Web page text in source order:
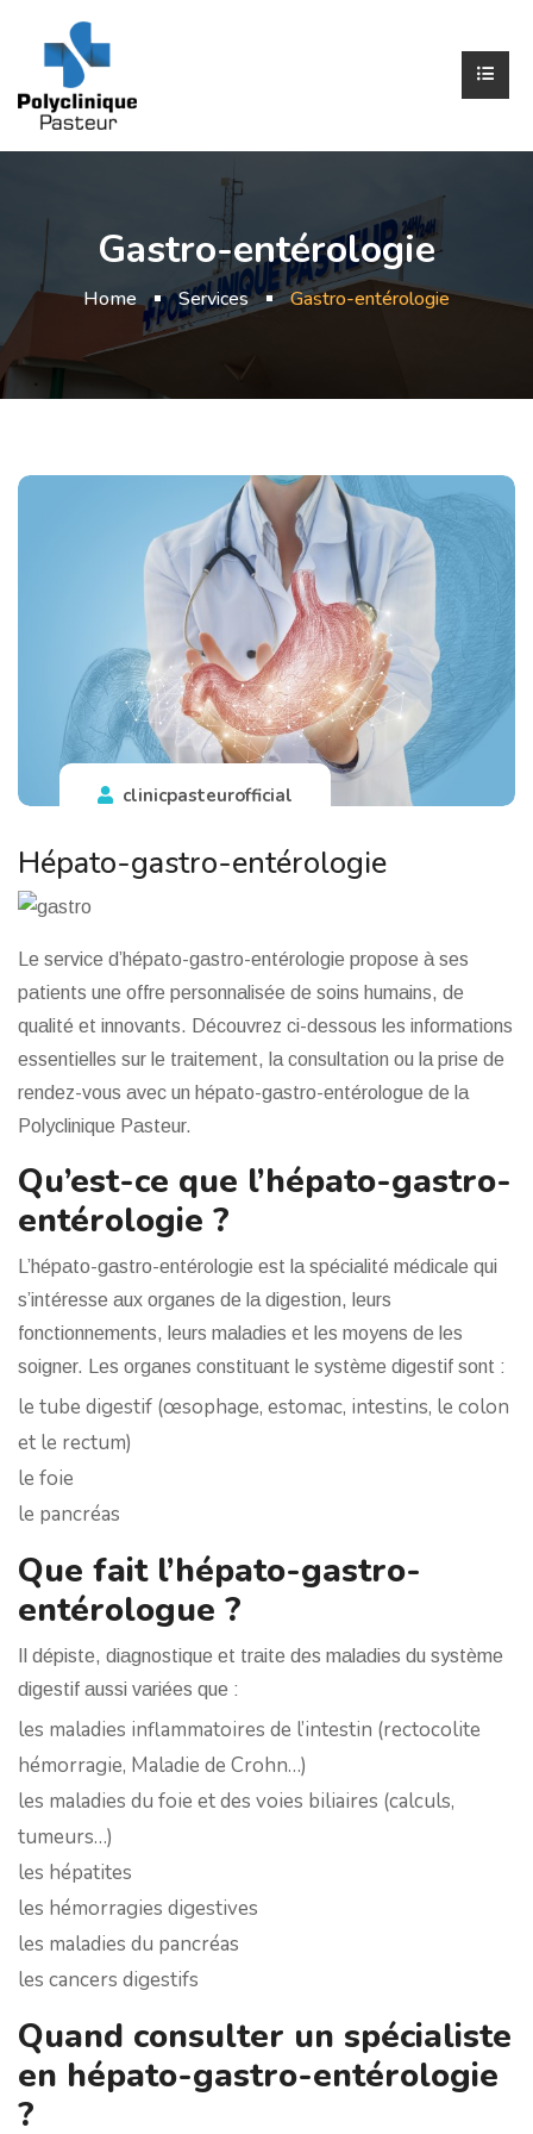
Gastro-entérologie
Home Services Gastro-entérologie
clinicpasteurofficial
Hépato-gastro-entérologie
Le service d’hépato-gastro-entérologie propose à ses
patients une offre personnalisée de soins humains, de
qualité et innovants. Découvrez ci-dessous les informations
essentielles sur le traitement, la consultation ou la prise de
rendez-vous avec un hépato-gastro-entérologue de la
Polyclinique Pasteur.
Qu’est-ce que l’hépato-gastro-
entérologie ?
L’hépato-gastro-entérologie est la spécialité médicale qui
s’intéresse aux organes de la digestion, leurs
fonctionnements, leurs maladies et les moyens de les
soigner. Les organes constituant le système digestif sont :
le tube digestif (œsophage, estomac, intestins, le colon
et le rectum)
le foie
le pancréas
Que fait l’hépato-gastro-
entérologue ?
Il dépiste, diagnostique et traite des maladies du système
digestif aussi variées que :
les maladies inflammatoires de l’intestin (rectocolite
hémorragie, Maladie de Crohn…)
les maladies du foie et des voies biliaires (calculs,
tumeurs…)
les hépatites
les hémorragies digestives
les maladies du pancréas
les cancers digestifs
Quand consulter un spécialiste
en hépato-gastro-entérologie
?